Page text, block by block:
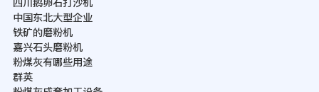
四川鹅卵石打沙机
中国东北大型企业
铁矿的磨粉机
嘉兴石头磨粉机
粉煤灰有哪些用途
群英